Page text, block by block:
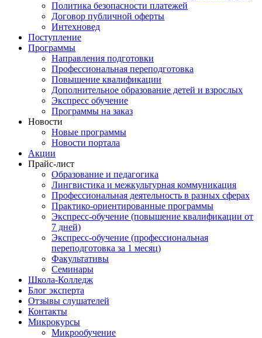
Политика безопасности платежей
Договор публичной оферты
Интехновед
Поступление
Программы
Направления подготовки
Профессиональная переподготовка
Повышение квалификации
Дополнительное образование детей и взрослых
Экспресс обучение
Программы на заказ
Новости
Новые программы
Новости портала
Акции
Прайс-лист
Образование и педагогика
Лингвистика и межкультурная коммуникация
Профессиональная деятельность в разных сферах
Практико-ориентированные программы
Экспресс-обучение (повышение квалификации от
7 дней)
Экспресс-обучение (профессиональная
переподготовка за 1 месяц)
Факультативы
Семинары
Школа-Колледж
Блог эксперта
Отзывы слушателей
Контакты
Микрокурсы
Микрообучение